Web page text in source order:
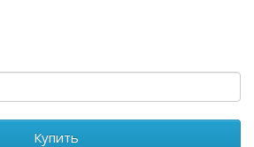
Купить